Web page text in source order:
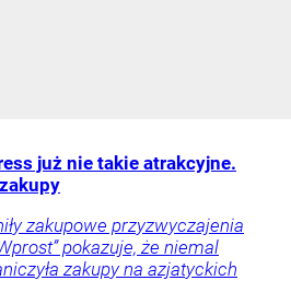
już nie takie atrakcyjne.
zakupowe przyzwyczajenia
pokazuje, że niemal
zakupy na azjatyckich